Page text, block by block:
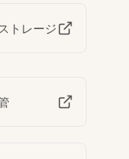
トレージ